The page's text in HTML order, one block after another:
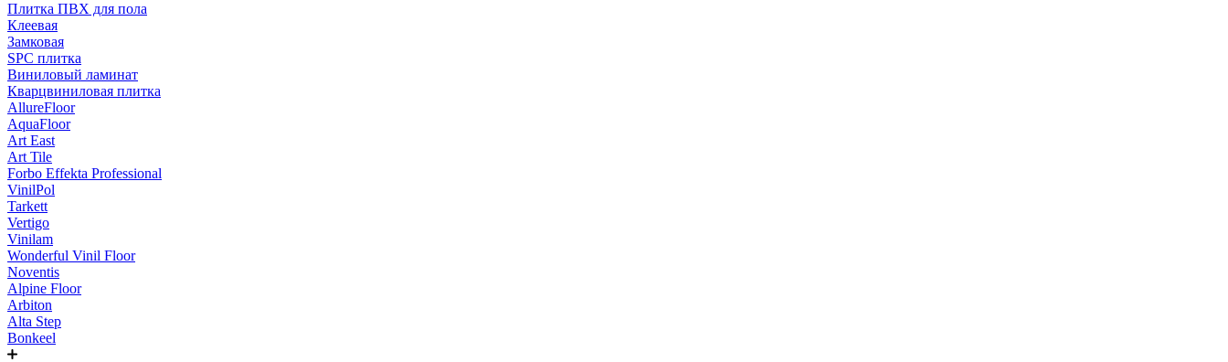
Плитка ПВХ для пола
Клеевая
Замковая
SPC плитка
Виниловый ламинат
Кварцвиниловая плитка
AllureFloor
AquaFloor
Art East
Art Tile
Forbo Effekta Professional
VinilPol
Tarkett
Vertigo
Vinilam
Wonderful Vinil Floor
Noventis
Alpine Floor
Arbiton
Alta Step
Bonkeel